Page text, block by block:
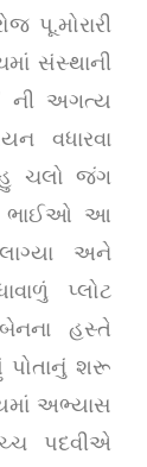
પૂ.મોરારી
સંસ્થાની
ની અગત્ય
વધારવા
ચલો જંગ
ભાઈઓ આ
અને
પ્લોટ
હસ્તે
પોતાનું શરૂ
અભ્યાસ
પદવીએ